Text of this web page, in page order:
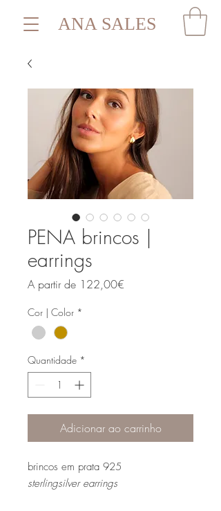
ANA SALES
PENA brincos |
earrings
A partir de 122,00€
Cor | Color *
Quantidade *
Adicionar ao carrinho
brincos em prata 925
sterlingsilver earrings